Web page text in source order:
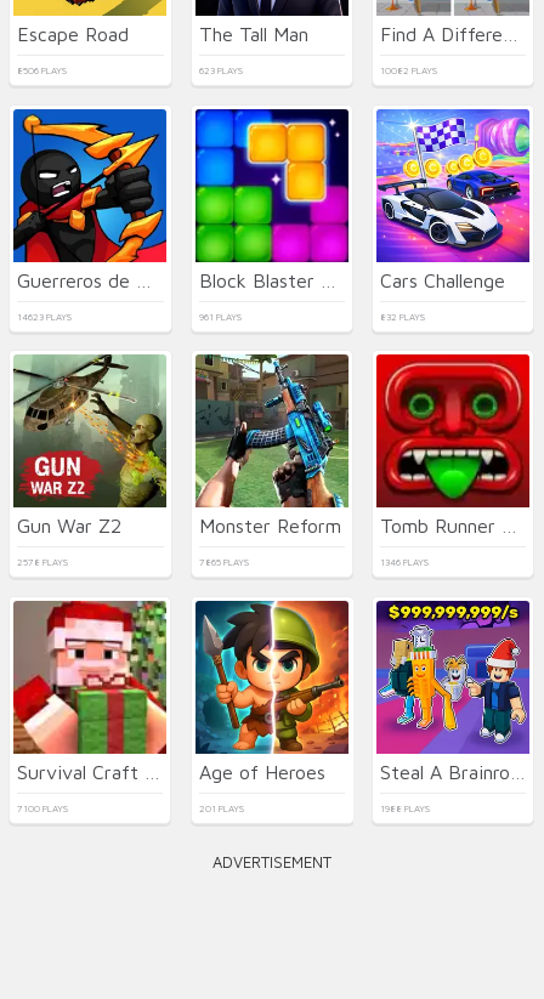
Escape Road
8506 PLAYS
The Tall Man
623 PLAYS 10082 PLAYS
14623 PLAYS 961 PLAYS
Cars Challenge
832 PLAYS
Gun War Z2
2578 PLAYS
Monster Reform
7865 PLAYS 1346 PLAYS
7100 PLAYS
Age of Heroes
201 PLAYS 1988 PLAYS
ADVERTISEMENT